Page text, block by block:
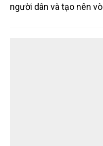
người dân và tạo nên
chén, dĩa... từ mo cau